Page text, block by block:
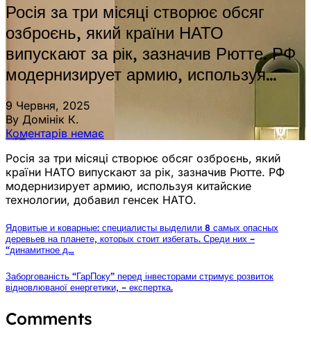
Росія за три місяці створює обсяг
озброєнь, який країни НАТО
випускают за рік, зазначив Рютте. РФ
модернизирует армию, используя…
9 Червня, 2025
By Домінік К.
Коментарів немає
Росія за три місяці створює обсяг озброєнь, який
країни НАТО випускают за рік, зазначив Рютте. РФ
модернизирует армию, используя китайские
технологии, добавил генсек НАТО.
Ядовитые и коварные: специалисты выделили 8 самых опасных
деревьев на планете, которых стоит избегать. Среди них –
“динамитное д…
Заборгованість “ГарПоку” перед інвесторами стримує розвиток
відновлюваної енергетики, – експертка.
Comments